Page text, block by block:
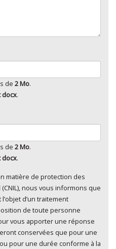
de 2 Mo.
docx.
de 2 Mo.
docx.
au traitement de
*
matière de protection des
nous vous informons que
d’un traitement
vous apporter une réponse
conservées que pour une
pour une durée conforme à la